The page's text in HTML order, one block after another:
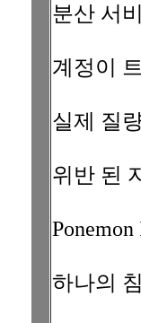
분산 서
계정이
실제 질
위반 된
하나의